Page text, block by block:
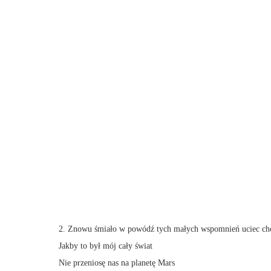
2. Znowu śmiało w powódź tych małych wspomnień uciec
Jakby to był mój cały świat
Nie przeniosę nas na planetę Mars